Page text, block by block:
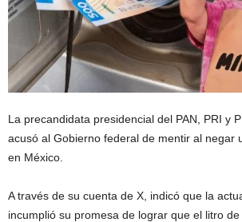
La precandidata presidencial del PAN, PRI y
acusó al Gobierno federal de mentir al negar
en México.
A través de su cuenta de X, indicó que la
incumplió su promesa de lograr que el litro